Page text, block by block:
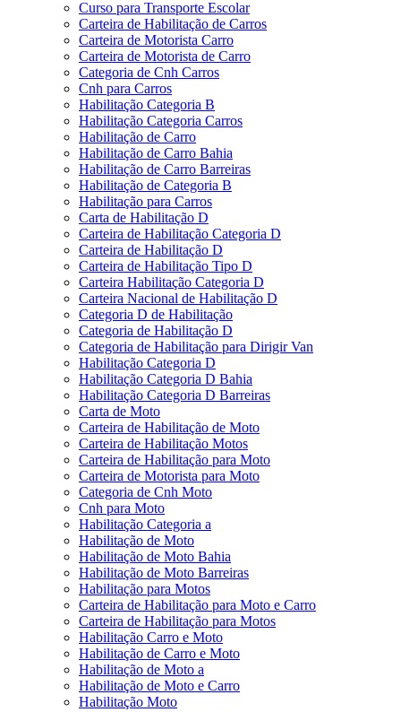
Curso para Transporte Escolar
Carteira de Habilitação de Carros
Carteira de Motorista Carro
Carteira de Motorista de Carro
Categoria de Cnh Carros
Cnh para Carros
Habilitação Categoria B
Habilitação Categoria Carros
Habilitação de Carro
Habilitação de Carro Bahia
Habilitação de Carro Barreiras
Habilitação de Categoria B
Habilitação para Carros
Carta de Habilitação D
Carteira de Habilitação Categoria D
Carteira de Habilitação D
Carteira de Habilitação Tipo D
Carteira Habilitação Categoria D
Carteira Nacional de Habilitação D
Categoria D de Habilitação
Categoria de Habilitação D
Categoria de Habilitação para Dirigir Van
Habilitação Categoria D
Habilitação Categoria D Bahia
Habilitação Categoria D Barreiras
Carta de Moto
Carteira de Habilitação de Moto
Carteira de Habilitação Motos
Carteira de Habilitação para Moto
Carteira de Motorista para Moto
Categoria de Cnh Moto
Cnh para Moto
Habilitação Categoria a
Habilitação de Moto
Habilitação de Moto Bahia
Habilitação de Moto Barreiras
Habilitação para Motos
Carteira de Habilitação para Moto e Carro
Carteira de Habilitação para Motos
Habilitação Carro e Moto
Habilitação de Carro e Moto
Habilitação de Moto a
Habilitação de Moto e Carro
Habilitação Moto